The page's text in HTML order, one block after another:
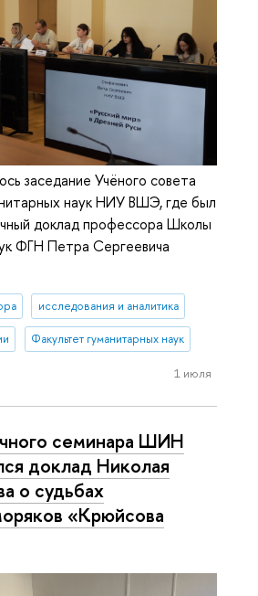
заседание Учёного совета
наук НИУ ВШЭ, где был
доклад профессора Школы
ФГН Петра Сергеевича
исследования и аналитика
Факультет гуманитарных наук
1 июля
семинара ШИН
доклад Николая
о судьбах
«Крюйсова